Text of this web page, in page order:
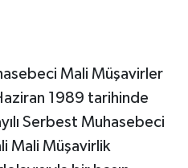
Mali Müşavirler
1989 tarihinde
Serbest Muhasebeci
Mali Müşavirlik